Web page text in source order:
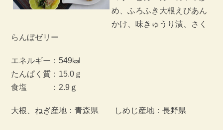
め、ふろふき大根えびあん
かけ、味きゅうり漬、さく
らんぼゼリー
エネルギー：549㎉
たんぱく質：15.0ｇ
食塩 ：2.9ｇ
大根、ねぎ産地：青森県 しめじ産地：長野県